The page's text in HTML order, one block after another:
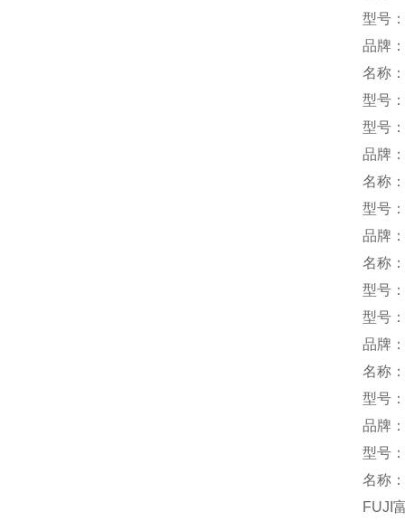
型号
品牌
名称
型号
型号
品牌
名称
型号
品牌
名称
型号
型号
品牌
名称
型号
品牌
型号
名称
FUJI